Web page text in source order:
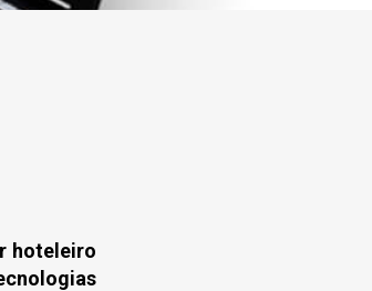
hoteleiro